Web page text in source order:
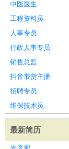
中医医生
工程资料员
人事专员
行政人事专员
销售总监
抖音带货主播
招聘专员
维保技术员
最新简历